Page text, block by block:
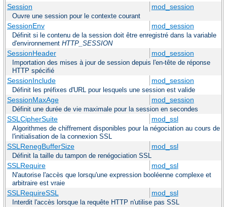
Session mod_session
Ouvre une session pour le contexte courant
SessionEnv mod_session
Définit si le contenu de la session doit être enregistré dans la variable
d'environnement HTTP_SESSION
SessionHeader mod_session
Importation des mises à jour de session depuis l'en-tête de réponse
HTTP spécifié
SessionInclude mod_session
Définit les préfixes d'URL pour lesquels une session est valide
SessionMaxAge mod_session
Définit une durée de vie maximale pour la session en secondes
SSLCipherSuite mod_ssl
Algorithmes de chiffrement disponibles pour la négociation au cours de
l'initialisation de la connexion SSL
SSLRenegBufferSize mod_ssl
Définit la taille du tampon de renégociation SSL
SSLRequire mod_ssl
N'autorise l'accès que lorsqu'une expression booléenne complexe et
arbitraire est vraie
SSLRequireSSL mod_ssl
Interdit l'accès lorsque la requête HTTP n'utilise pas SSL